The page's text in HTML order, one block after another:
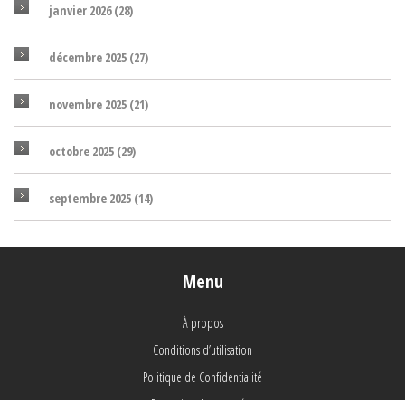
janvier 2026(28)
décembre 2025 (27)
novembre 2025 (21)
octobre 2025 (29)
septembre 2025 (14)
Menu
À propos
Conditions d’utilisation
Politique de Confidentialité